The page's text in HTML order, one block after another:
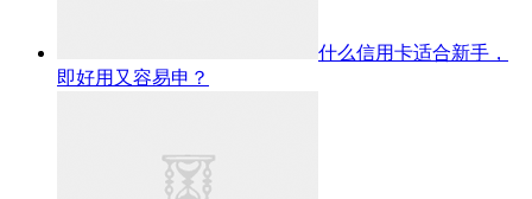
什么信用卡适合新手，
即好用又容易申？